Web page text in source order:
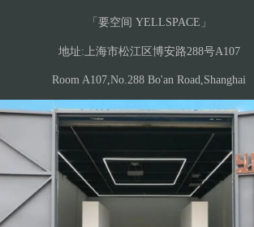
「要空间 YELLSPACE」
地址:上海市松江区博安路288号A107
Room A107,No.288 Bo'an Road,Shanghai